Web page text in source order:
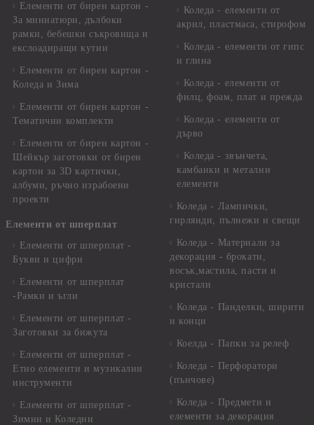
Елементи от бирен картон -
За миниатюри, дълбоки
рамки, бебешки съкровища и
екслоадиращи кутии
Елементи от бирен картон -
Коледа и Зима
Елементи от бирен картон -
Тематични комплекти
Елементи от бирен картон -
Шейкър заготовки от бирен
картон за 3D картички,
албуми, ръчно израбоени
проекти
Елементи от шперплат
Елементи от шперплат -
Букви и цифри
Елементи от шперплат
-Рамки и ъгли
Елементи от шперплат -
Заготовки за бижута
Елементи от шперплат -
Етно елементи и музикални
инструменти
Елементи от шперплат -
Зимни и Коледни
Коледа - елементи от
акрил, пластмаса, стирофом
Коледа - елементи от гипс
и глина
Коледа - елементи от
филц, фоам, плат и прежда
Коледа - елементи от
дърво
Коледа - звънчета,
камбанки и метални
елементи
Коледа - Лампички,
гирлянди, пълнежи и свещи
Коледа - Материали за
декорация - брокати,
восък,мастила, пасти и
кристали
Коледа - Панделки, ширити
и конци
Коелда - Папки за релеф
Коледа - Перфоратори
(пънчове)
Коледа - Предмети и
елементи за декорация